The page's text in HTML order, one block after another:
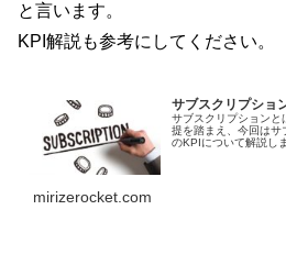
と言います。
KPI解説も参考にしてください。
サブスクリプショ
サブスクリプション
提を踏まえ、今回はサ
のKPIについて解説し
mirizerocket.com